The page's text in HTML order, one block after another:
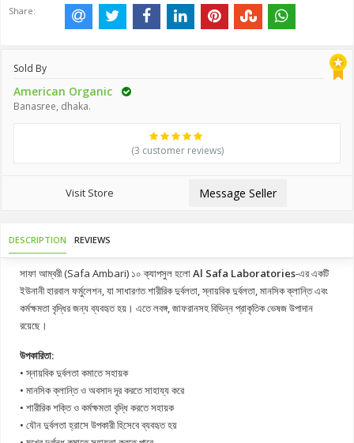
Share:
Sold By
American Organic
Banasree, dhaka.
(3 customer reviews)
Visit Store Message Seller
DESCRIPTION REVIEWS
সাফা আম্বরী (Safa Ambari) ১০ ক্যাপসুল হলোAl Safa Laboratories-এর একটি
ইউনানী হারবাল ফর্মুলেশন, যা সাধারণত শারীরিক দুর্বলতা, স্নায়বিক দুর্বলতা, মানসিক ক্লান্তি এবং
কর্মক্ষমতা বৃদ্ধির জন্য ব্যবহৃত হয়। এতে লবঙ্গ, জাফরানসহ বিভিন্ন প্রাকৃতিক ভেষজ উপাদান
রয়েছে।
উপকারিতা:
• স্নায়বিক দুর্বলতা কমাতে সহায়ক
• মানসিক ক্লান্তি ও অবসাদ দূর করতে সাহায্য করে
• শারীরিক শক্তি ও কর্মক্ষমতা বৃদ্ধি করতে সহায়ক
• যৌন দুর্বলতা হ্রাসে উপকারী হিসেবে ব্যবহৃত হয়